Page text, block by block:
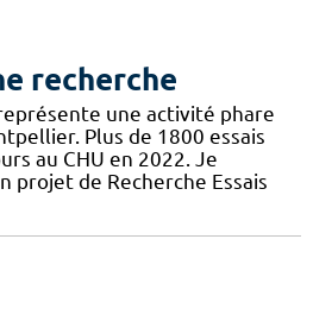
recherche
une activité phare
Plus de 1800 essais
au CHU en 2022. Je
projet de Recherche Essais